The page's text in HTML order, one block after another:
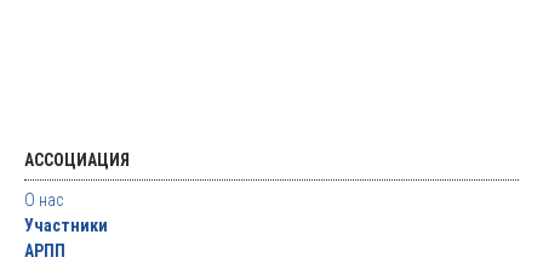
АССОЦИАЦИЯ
О нас
Участники
АРПП